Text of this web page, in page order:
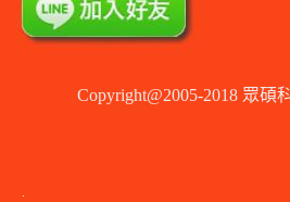
Copyright@2005-2018 眾碩